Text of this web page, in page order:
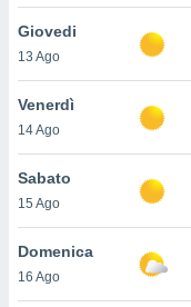
cookie
il tuo
in
a piè
del
Giovedi
13 Ago
Venerdì
14 Ago
Sabato
15 Ago
Domenica
16 Ago